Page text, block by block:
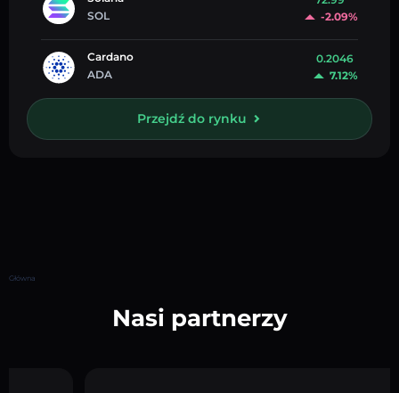
SOL
-2.09%
Cardano
ADA
0.2046
7.12%
Przejdź do rynku
Główna
Nasi partnerzy